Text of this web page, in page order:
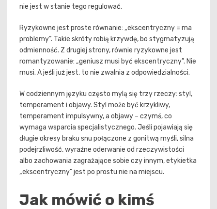
nie jest w stanie tego regulować.
Ryzykowne jest proste równanie: „ekscentryczny = ma
problemy”. Takie skróty robią krzywdę, bo stygmatyzują
odmienność. Z drugiej strony, równie ryzykowne jest
romantyzowanie: „geniusz musi być ekscentryczny”. Nie
musi. A jeśli już jest, to nie zwalnia z odpowiedzialności.
W codziennym języku często mylą się trzy rzeczy: styl,
temperament i objawy. Styl może być krzykliwy,
temperament impulsywny, a objawy – czymś, co
wymaga wsparcia specjalistycznego. Jeśli pojawiają się
długie okresy braku snu połączone z gonitwą myśli, silna
podejrzliwość, wyraźne oderwanie od rzeczywistości
albo zachowania zagrażające sobie czy innym, etykietka
„ekscentryczny” jest po prostu nie na miejscu.
Jak mówić o kimś